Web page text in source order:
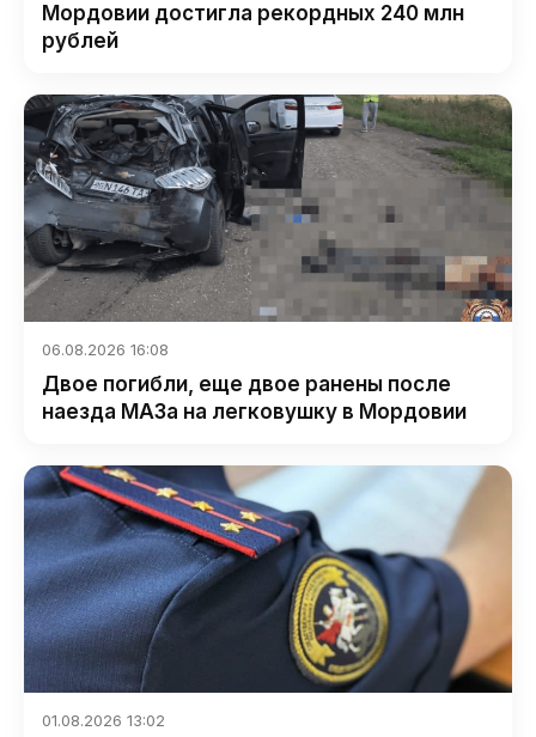
Мордовии достигла рекордных 240 млн
рублей
06.08.2026 16:08
Двое погибли, еще двое ранены после
наезда МАЗа на легковушку в Мордовии
01.08.2026 13:02